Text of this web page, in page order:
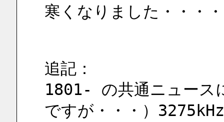
寒くなりました・・・
追記：
1801- の共通ニュース
ですが・・・）